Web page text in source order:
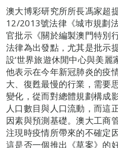
澳大博彩研究所所長馮家超
12/2013號法律《城巿規劃
官批示《關於編製澳門特別
法律為出發點，尤其是批示
設‘世界旅遊休閒中心與美麗
他表示在今年新冠肺炎的疫
大、復甦最慢的行業，需要
變化，從而對總體規劃構成
人口數目與人口流動，而這
因素與預測基礎。澳大工商
注現時疫情所帶來的不確定
這是否一個推出《草案》的